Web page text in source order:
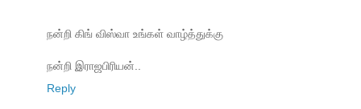
நன்றி கிங் விஸ்வா உங்கள் வாழ்த்துக்கு
நன்றி இராஜபிரியன்..
Reply